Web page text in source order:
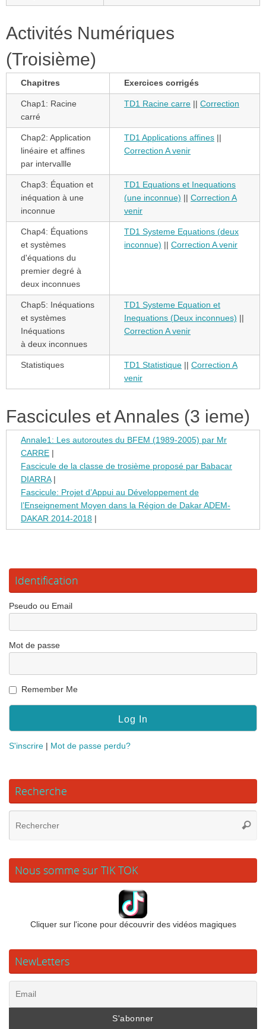
Activités Numériques
(Troisième)
Chapitres Exercices corrigés
Chap1: Racine
carré
TD1 Racine carre Correction
Chap2: Application
linéaire et affines
par intervallle
TD1 Applications affines
Correction A venir
Chap3: Équation et
inéquation à une
inconnue
TD1 Equations et Inequations
(une inconnue)
Correction A
venir
Chap4: Équations
et systèmes
d'équations du
premier degré à
deux inconnues
TD1 Systeme Equations (deux
inconnue)
Correction A venir
Chap5: Inéquations
et systèmes
Inéquations
à deux inconnues
TD1 Systeme Equation et
Inequations (Deux inconnues)
Correction A venir
Statistiques TD1 Statistique
Correction A
venir
Fascicules et Annales (3 ieme)
Annale1: Les autoroutes du BFEM (1989-2005) par Mr
CARRE
Fascicule de la classe de trosième proposé par Babacar
DIARRA|
Fascicule: Projet d’Appui au Développement de
l’Enseignement Moyen dans la Région de Dakar ADEM-
DAKAR 2014-2018
Identification
Pseudo ou Email
Mot de passe
Remember Me
S'inscrire Mot de passe perdu?
Recherche
Nous somme sur TIK TOK
Cliquer sur l'icone pour découvrir des vidéos magiques
NewLetters